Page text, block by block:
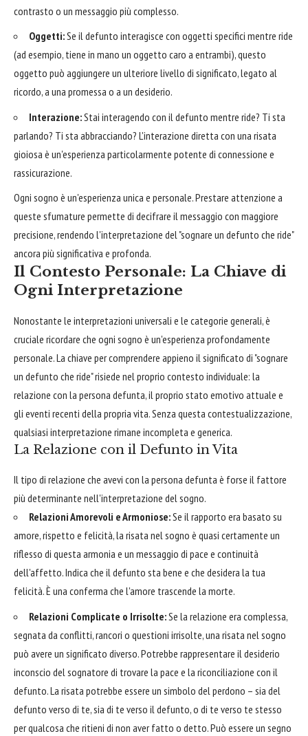
contrasto o un messaggio più complesso.
Oggetti:Se il defunto interagisce con oggetti specifici mentre ride
(ad esempio, tiene in mano un oggetto caro a entrambi), questo
oggetto può aggiungere un ulteriore livello di significato, legato al
ricordo, a una promessa o a un desiderio.
Interazione:Stai interagendo con il defunto mentre ride? Ti sta
parlando? Ti sta abbracciando? L'interazione diretta con una risata
gioiosa è un'esperienza particolarmente potente di connessione e
rassicurazione.
Ogni sogno è un'esperienza unica e personale. Prestare attenzione a
queste sfumature permette di decifrare il messaggio con maggiore
precisione, rendendo l'interpretazione del "sognare un defunto che ride"
ancora più significativa e profonda.
Il Contesto Personale: La Chiave di
Ogni Interpretazione
Nonostante le interpretazioni universali e le categorie generali, è
cruciale ricordare che ogni sogno è un'esperienza profondamente
personale. La chiave per comprendere appieno il significato di "sognare
un defunto che ride" risiede nel proprio contesto individuale: la
relazione con la persona defunta, il proprio stato emotivo attuale e
gli eventi recenti della propria vita. Senza questa contestualizzazione,
qualsiasi interpretazione rimane incompleta e generica.
La Relazione con il Defunto in Vita
Il tipo di relazione che avevi con la persona defunta è forse il fattore
più determinante nell'interpretazione del sogno.
Relazioni Amorevoli e Armoniose:Se il rapporto era basato su
amore, rispetto e felicità, la risata nel sogno è quasi certamente un
riflesso di questa armonia e un messaggio di pace e continuità
dell'affetto. Indica che il defunto sta bene e che desidera la tua
felicità. È una conferma che l'amore trascende la morte.
Relazioni Complicate o Irrisolte:Se la relazione era complessa,
segnata da conflitti, rancori o questioni irrisolte, una risata nel sogno
può avere un significato diverso. Potrebbe rappresentare il desiderio
inconscio del sognatore di trovare la pace e la riconciliazione con il
defunto. La risata potrebbe essere un simbolo del perdono – sia del
defunto verso di te, sia di te verso il defunto, o di te verso te stesso
per qualcosa che ritieni di non aver fatto o detto. Può essere un segno